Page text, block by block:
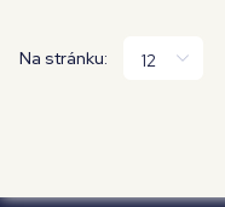
Na stránku: